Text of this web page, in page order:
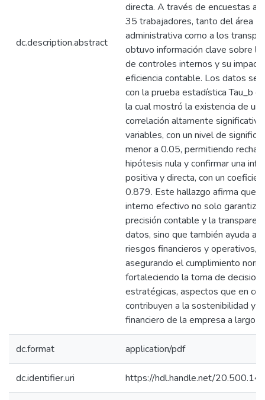
dc.description.abstract
directa. A través de encuestas
35 trabajadores, tanto del área
administrativa como a los
obtuvo información clave sobre la
de controles internos y su
eficiencia contable. Los datos se
con la prueba estadística Tau_b
la cual mostró la existencia de una
correlación altamente
variables, con un nivel de
menor a 0.05, permitiendo
hipótesis nula y confirmar una
positiva y directa, con un
0.879. Este hallazgo afirma que
interno efectivo no solo garantiza
precisión contable y la
datos, sino que también ayuda a
riesgos financieros y operativos,
asegurando el cumplimiento
fortaleciendo la toma de
estratégicas, aspectos que en
contribuyen a la sostenibilidad y
financiero de la empresa a largo
dc.format application/pdf
dc.identifier.uri https://hdl.handle.net/